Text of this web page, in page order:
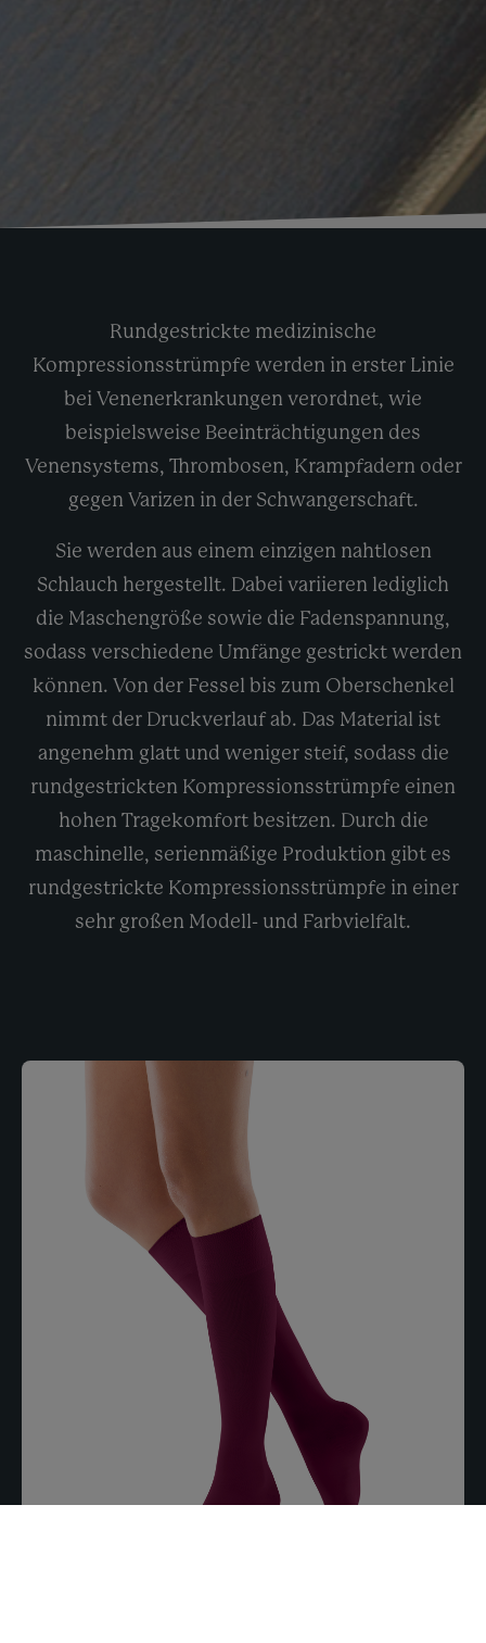
Rundgestrickte medizinische
Kompressionsstrümpfe werden in erster Linie
bei Venenerkrankungen verordnet, wie
beispielsweise Beeinträchtigungen des
Venensystems, Thrombosen, Krampfadern oder
gegen Varizen in der Schwangerschaft.
Sie werden aus einem einzigen nahtlosen
Schlauch hergestellt. Dabei variieren lediglich
die Maschengröße sowie die Fadenspannung,
sodass verschiedene Umfänge gestrickt werden
können. Von der Fessel bis zum Oberschenkel
nimmt der Druckverlauf ab. Das Material ist
angenehm glatt und weniger steif, sodass die
rundgestrickten Kompressionsstrümpfe einen
hohen Tragekomfort besitzen. Durch die
maschinelle, serienmäßige Produktion gibt es
rundgestrickte Kompressionsstrümpfe in einer
sehr großen Modell- und Farbvielfalt.